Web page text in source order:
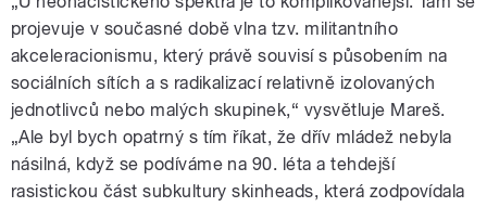
projevuje v současné době vlna tzv. militantního
akceleracionismu, který právě souvisí s působením na
sociálních sítích a s radikalizací relativně izolovaných
jednotlivců nebo malých skupinek,“ vysvětluje Mareš.
„Ale byl bych opatrný s tím říkat, že dřív mládež nebyla
násilná, když se podíváme na 90. léta a tehdejší
rasistickou část subkultury skinheads, která zodpovídala